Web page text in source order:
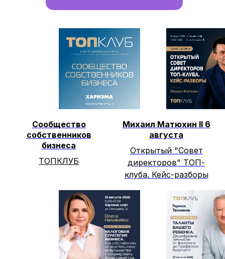
Сообщество
собственников
бизнеса
ТОПКЛУБ
Михаил Матюхин II 6
августа
Открытый "Совет
директоров" ТОП-
клуба. Кейс-разборы